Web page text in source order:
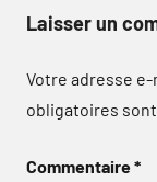
Laisser un
Votre adresse e-
obligatoires
Commentaire*